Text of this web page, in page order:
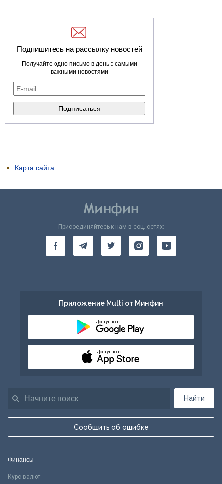
Подпишитесь на рассылку новостей
Получайте одно письмо в день с самыми
важными новостями
Карта сайта
Найти
Сообщить об ошибке
Присоединяйтесь к нам в соц. сетях:
Приложение Multi от Минфин
Доступно в
Доступно в
Финансы
Курс валют